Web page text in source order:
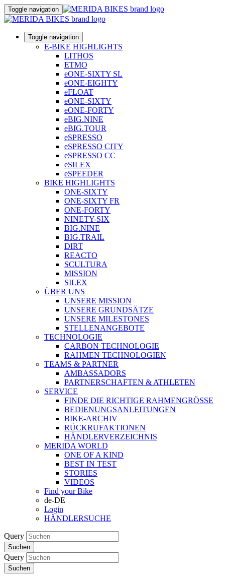
Toggle navigation
Toggle navigation
E-BIKE HIGHLIGHTS
LITHOS
ETMO
eONE-SIXTY SL
eONE-EIGHTY
eFLOAT
eONE-SIXTY
eONE-FORTY
eBIG.NINE
eBIG.TOUR
eSPRESSO
eSPRESSO CITY
eSPRESSO CC
eSILEX
eSPEEDER
BIKE HIGHLIGHTS
ONE-SIXTY
ONE-SIXTY FR
ONE-FORTY
NINETY-SIX
BIG.NINE
BIG.TRAIL
DIRT
REACTO
SCULTURA
MISSION
SILEX
ÜBER UNS
UNSERE MISSION
UNSERE GRUNDSÄTZE
UNSERE MILESTONES
STELLENANGEBOTE
TECHNOLOGIE
CARBON TECHNOLOGIE
RAHMEN TECHNOLOGIEN
TEAMS & PARTNER
AMBASSADORS
PARTNERSCHAFTEN & ATHLETEN
SERVICE
FINDE DIE RICHTIGE RAHMENGRÖSSE
BEDIENUNGSANLEITUNGEN
BIKE-ARCHIV
RÜCKRUFAKTIONEN
HÄNDLERVERZEICHNIS
MERIDA WORLD
ONE OF A KIND
BEST IN TEST
STORIES
VIDEOS
Find your Bike
de-DE
Login
HÄNDLERSUCHE
Query
Suchen
Query
Suchen